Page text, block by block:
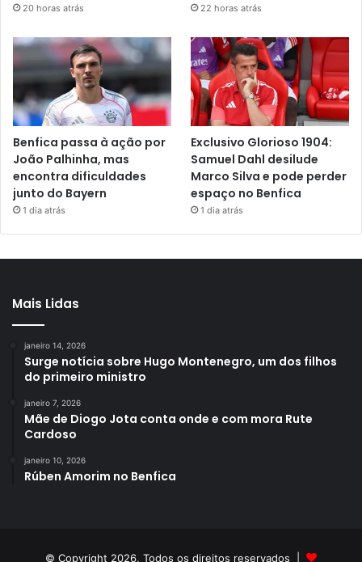
20 horas atrás 22 horas atrás
Benfica passa à ação por
João Palhinha, mas
encontra dificuldades
junto do Bayern
1 dia atrás
Exclusivo Glorioso 1904:
Samuel Dahl desilude
Marco Silva e pode perder
espaço no Benfica
1 dia atrás
Mais Lidas
janeiro 14, 2026
Surge notícia sobre Hugo Montenegro, um dos filhos
do primeiro ministro
janeiro 7, 2026
Mãe de Diogo Jota conta onde e com mora Rute
Cardoso
janeiro 10, 2026
Rúben Amorim no Benfica
© Copyright 2026, Todos os direitos reservados |